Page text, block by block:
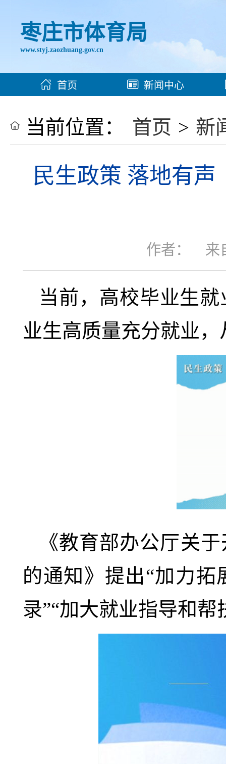
枣庄市体育局
www.styj.zaozhuang.gov.cn
首页 新闻中心
当前位置： 首页 > 新
民生政策 落地有
作者： 来
当前，高校毕业生
业生高质量充分就业
《教育部办公厅关
的通知》提出“加力拓
录”“加大就业指导和